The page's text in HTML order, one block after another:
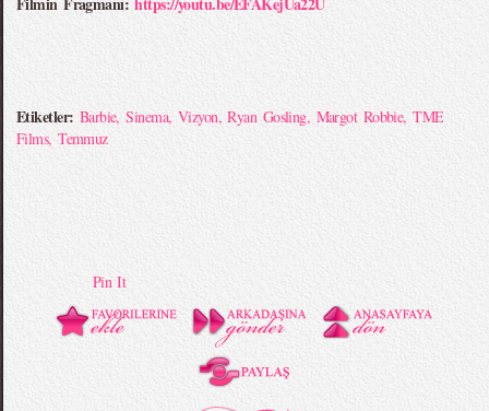
Etiketler: Barbie,Sinema, Vizyon,Ryan Gosling, Margot Robbie,TME
Films,Temmuz
Pin It